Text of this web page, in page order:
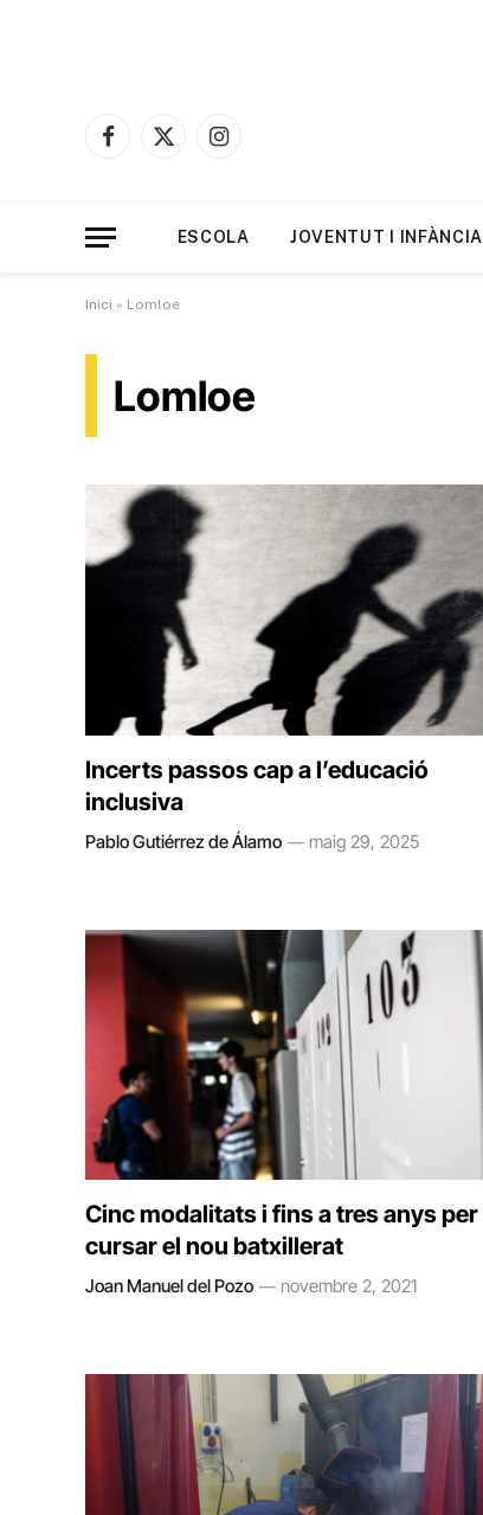
Facebook
X
Instagram
ESCOLA JOVENTUT I INFÀNCIA
Inici » Lomloe
Lomloe
Incerts passos cap a l’educació
inclusiva
Pablo Gutiérrez de Álamo maig 29, 2025
Cinc modalitats i fins a tres anys per
cursar el nou batxillerat
Joan Manuel del Pozo novembre 2, 2021